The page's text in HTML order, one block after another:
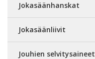
Jokasäänhanskat
Jokasäänliivit
Jouhien selvitysaineet